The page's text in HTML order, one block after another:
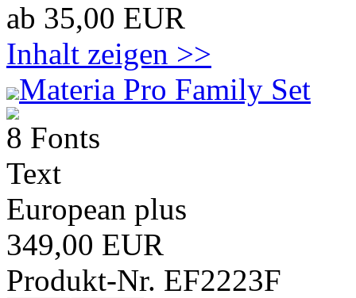
ab 35,00 EUR
Inhalt zeigen >>
Materia Pro Family Set
8 Fonts
Text
European plus
349,00 EUR
Produkt-Nr. EF2223F